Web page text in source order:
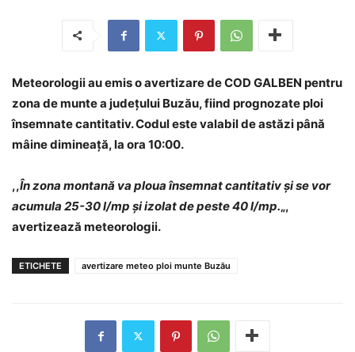
Meteorologii au emis o avertizare de COD GALBEN pentru
zona de munte a județului Buzău, fiind prognozate ploi
însemnate cantitativ. Codul este valabil de astăzi până
mâine dimineață, la ora 10:00.
,,În zona montană va ploua însemnat cantitativ și se vor
acumula 25-30 l/mp și izolat de peste 40 l/mp.„,
avertizează meteorologii.
ETICHETE avertizare meteo ploi munte Buzău